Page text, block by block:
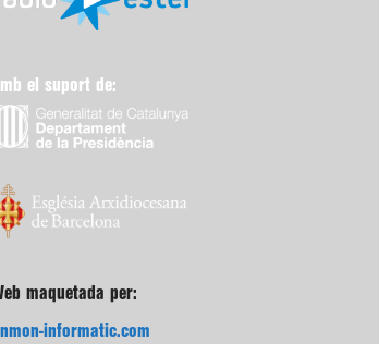
el suport de:
maquetada per:
informatic.com